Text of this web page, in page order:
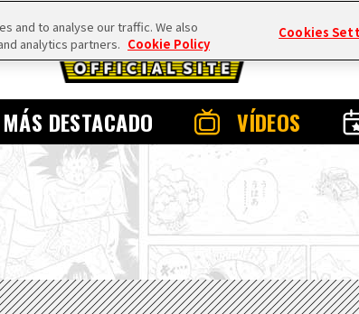
DESTACADO VÍDEOS
and to analyse our traffic. We also
analytics partners. Cookie Policy
Cookies